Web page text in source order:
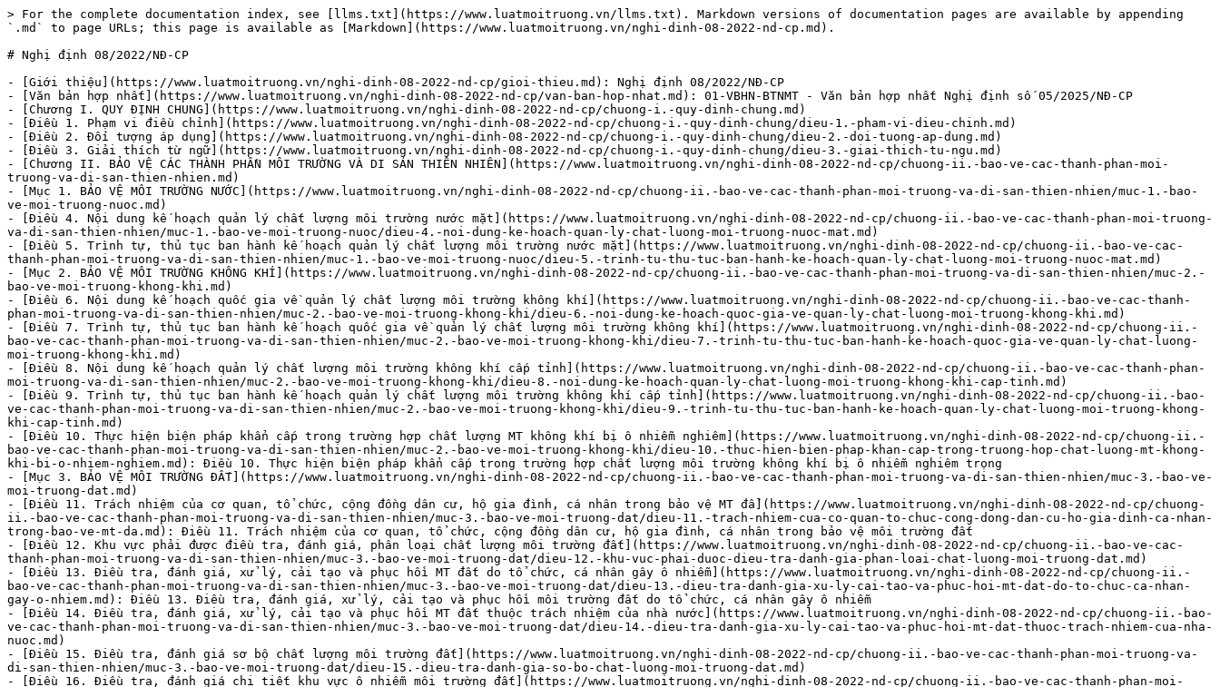
> For the complete documentation index, see [llms.txt](https://www.luatmoitruong.vn/llms.txt). Markdown versions of documentation pages are available by appending `.md` to page URLs; this page is available as [Markdown](https://www.luatmoitruong.vn/nghi-dinh-08-2022-nd-cp.md).

# Nghị định 08/2022/NĐ-CP

- [Giới thiệu](https://www.luatmoitruong.vn/nghi-dinh-08-2022-nd-cp/gioi-thieu.md): Nghị định 08/2022/NĐ-CP
- [Văn bản hợp nhất](https://www.luatmoitruong.vn/nghi-dinh-08-2022-nd-cp/van-ban-hop-nhat.md): 01-VBHN-BTNMT - Văn bản hợp nhất Nghị định số 05/2025/NĐ-CP
- [Chương I. QUY ĐỊNH CHUNG](https://www.luatmoitruong.vn/nghi-dinh-08-2022-nd-cp/chuong-i.-quy-dinh-chung.md)
- [Điều 1. Phạm vi điều chỉnh](https://www.luatmoitruong.vn/nghi-dinh-08-2022-nd-cp/chuong-i.-quy-dinh-chung/dieu-1.-pham-vi-dieu-chinh.md)
- [Điều 2. Đối tượng áp dụng](https://www.luatmoitruong.vn/nghi-dinh-08-2022-nd-cp/chuong-i.-quy-dinh-chung/dieu-2.-doi-tuong-ap-dung.md)
- [Điều 3. Giải thích từ ngữ](https://www.luatmoitruong.vn/nghi-dinh-08-2022-nd-cp/chuong-i.-quy-dinh-chung/dieu-3.-giai-thich-tu-ngu.md)
- [Chương II. BẢO VỆ CÁC THÀNH PHẦN MÔI TRƯỜNG VÀ DI SẢN THIÊN NHIÊN](https://www.luatmoitruong.vn/nghi-dinh-08-2022-nd-cp/chuong-ii.-bao-ve-cac-thanh-phan-moi-truong-va-di-san-thien-nhien.md)
- [Mục 1. BẢO VỆ MÔI TRƯỜNG NƯỚC](https://www.luatmoitruong.vn/nghi-dinh-08-2022-nd-cp/chuong-ii.-bao-ve-cac-thanh-phan-moi-truong-va-di-san-thien-nhien/muc-1.-bao-ve-moi-truong-nuoc.md)
- [Điều 4. Nội dung kế hoạch quản lý chất lượng môi trường nước mặt](https://www.luatmoitruong.vn/nghi-dinh-08-2022-nd-cp/chuong-ii.-bao-ve-cac-thanh-phan-moi-truong-va-di-san-thien-nhien/muc-1.-bao-ve-moi-truong-nuoc/dieu-4.-noi-dung-ke-hoach-quan-ly-chat-luong-moi-truong-nuoc-mat.md)
- [Điều 5. Trình tự, thủ tục ban hành kế hoạch quản lý chất lượng môi trường nước mặt](https://www.luatmoitruong.vn/nghi-dinh-08-2022-nd-cp/chuong-ii.-bao-ve-cac-thanh-phan-moi-truong-va-di-san-thien-nhien/muc-1.-bao-ve-moi-truong-nuoc/dieu-5.-trinh-tu-thu-tuc-ban-hanh-ke-hoach-quan-ly-chat-luong-moi-truong-nuoc-mat.md)
- [Mục 2. BẢO VỆ MÔI TRƯỜNG KHÔNG KHÍ](https://www.luatmoitruong.vn/nghi-dinh-08-2022-nd-cp/chuong-ii.-bao-ve-cac-thanh-phan-moi-truong-va-di-san-thien-nhien/muc-2.-bao-ve-moi-truong-khong-khi.md)
- [Điều 6. Nội dung kế hoạch quốc gia về quản lý chất lượng môi trường không khí](https://www.luatmoitruong.vn/nghi-dinh-08-2022-nd-cp/chuong-ii.-bao-ve-cac-thanh-phan-moi-truong-va-di-san-thien-nhien/muc-2.-bao-ve-moi-truong-khong-khi/dieu-6.-noi-dung-ke-hoach-quoc-gia-ve-quan-ly-chat-luong-moi-truong-khong-khi.md)
- [Điều 7. Trình tự, thủ tục ban hành kế hoạch quốc gia về quản lý chất lượng môi trường không khí](https://www.luatmoitruong.vn/nghi-dinh-08-2022-nd-cp/chuong-ii.-bao-ve-cac-thanh-phan-moi-truong-va-di-san-thien-nhien/muc-2.-bao-ve-moi-truong-khong-khi/dieu-7.-trinh-tu-thu-tuc-ban-hanh-ke-hoach-quoc-gia-ve-quan-ly-chat-luong-moi-truong-khong-khi.md)
- [Điều 8. Nội dung kế hoạch quản lý chất lượng môi trường không khí cấp tỉnh](https://www.luatmoitruong.vn/nghi-dinh-08-2022-nd-cp/chuong-ii.-bao-ve-cac-thanh-phan-moi-truong-va-di-san-thien-nhien/muc-2.-bao-ve-moi-truong-khong-khi/dieu-8.-noi-dung-ke-hoach-quan-ly-chat-luong-moi-truong-khong-khi-cap-tinh.md)
- [Điều 9. Trình tự, thủ tục ban hành kế hoạch quản lý chất lượng môi trường không khí cấp tỉnh](https://www.luatmoitruong.vn/nghi-dinh-08-2022-nd-cp/chuong-ii.-bao-ve-cac-thanh-phan-moi-truong-va-di-san-thien-nhien/muc-2.-bao-ve-moi-truong-khong-khi/dieu-9.-trinh-tu-thu-tuc-ban-hanh-ke-hoach-quan-ly-chat-luong-moi-truong-khong-khi-cap-tinh.md)
- [Điều 10. Thực hiện biện pháp khẩn cấp trong trường hợp chất lượng MT không khí bị ô nhiễm nghiêm](https://www.luatmoitruong.vn/nghi-dinh-08-2022-nd-cp/chuong-ii.-bao-ve-cac-thanh-phan-moi-truong-va-di-san-thien-nhien/muc-2.-bao-ve-moi-truong-khong-khi/dieu-10.-thuc-hien-bien-phap-khan-cap-trong-truong-hop-chat-luong-mt-khong-khi-bi-o-nhiem-nghiem.md): Điều 10. Thực hiện biện pháp khẩn cấp trong trường hợp chất lượng môi trường không khí bị ô nhiễm nghiêm trọng
- [Mục 3. BẢO VỆ MÔI TRƯỜNG ĐẤT](https://www.luatmoitruong.vn/nghi-dinh-08-2022-nd-cp/chuong-ii.-bao-ve-cac-thanh-phan-moi-truong-va-di-san-thien-nhien/muc-3.-bao-ve-moi-truong-dat.md)
- [Điều 11. Trách nhiệm của cơ quan, tổ chức, cộng đồng dân cư, hộ gia đình, cá nhân trong bảo vệ MT đấ](https://www.luatmoitruong.vn/nghi-dinh-08-2022-nd-cp/chuong-ii.-bao-ve-cac-thanh-phan-moi-truong-va-di-san-thien-nhien/muc-3.-bao-ve-moi-truong-dat/dieu-11.-trach-nhiem-cua-co-quan-to-chuc-cong-dong-dan-cu-ho-gia-dinh-ca-nhan-trong-bao-ve-mt-da.md): Điều 11. Trách nhiệm của cơ quan, tổ chức, cộng đồng dân cư, hộ gia đình, cá nhân trong bảo vệ môi trường đất
- [Điều 12. Khu vực phải được điều tra, đánh giá, phân loại chất lượng môi trường đất](https://www.luatmoitruong.vn/nghi-dinh-08-2022-nd-cp/chuong-ii.-bao-ve-cac-thanh-phan-moi-truong-va-di-san-thien-nhien/muc-3.-bao-ve-moi-truong-dat/dieu-12.-khu-vuc-phai-duoc-dieu-tra-danh-gia-phan-loai-chat-luong-moi-truong-dat.md)
- [Điều 13. Điều tra, đánh giá, xử lý, cải tạo và phục hồi MT đất do tổ chức, cá nhân gây ô nhiễm](https://www.luatmoitruong.vn/nghi-dinh-08-2022-nd-cp/chuong-ii.-bao-ve-cac-thanh-phan-moi-truong-va-di-san-thien-nhien/muc-3.-bao-ve-moi-truong-dat/dieu-13.-dieu-tra-danh-gia-xu-ly-cai-tao-va-phuc-hoi-mt-dat-do-to-chuc-ca-nhan-gay-o-nhiem.md): Điều 13. Điều tra, đánh giá, xử lý, cải tạo và phục hồi môi trường đất do tổ chức, cá nhân gây ô nhiễm
- [Điều 14. Điều tra, đánh giá, xử lý, cải tạo và phục hồi MT đất thuộc trách nhiệm của nhà nước](https://www.luatmoitruong.vn/nghi-dinh-08-2022-nd-cp/chuong-ii.-bao-ve-cac-thanh-phan-moi-truong-va-di-san-thien-nhien/muc-3.-bao-ve-moi-truong-dat/dieu-14.-dieu-tra-danh-gia-xu-ly-cai-tao-va-phuc-hoi-mt-dat-thuoc-trach-nhiem-cua-nha-nuoc.md)
- [Điều 15. Điều tra, đánh giá sơ bộ chất lượng môi trường đất](https://www.luatmoitruong.vn/nghi-dinh-08-2022-nd-cp/chuong-ii.-bao-ve-cac-thanh-phan-moi-truong-va-di-san-thien-nhien/muc-3.-bao-ve-moi-truong-dat/dieu-15.-dieu-tra-danh-gia-so-bo-chat-luong-moi-truong-dat.md)
- [Điều 16. Điều tra, đánh giá chi tiết khu vực ô nhiễm môi trường đất](https://www.luatmoitruong.vn/nghi-dinh-08-2022-nd-cp/chuong-ii.-bao-ve-cac-thanh-phan-moi-truong-va-di-san-thien-nhien/muc-3.-bao-ve-moi-truong-dat/dieu-16.-dieu-tra-danh-gia-chi-tiet-khu-vuc-o-nhiem-moi-truong-dat.md)
- [Điều 17. Xử lý, cải tạo và phục hồi môi trường](https://www.luatmoitruong.vn/nghi-dinh-08-2022-nd-cp/chuong-ii.-bao-ve-cac-thanh-phan-moi-truong-va-di-san-thien-nhien/muc-3.-bao-ve-moi-truong-dat/dieu-17.-xu-ly-cai-tao-va-phuc-hoi-moi-truong.md)
- [Điều 18. Kế hoạch xử lý, cải tạo và phục hồi khu vực ô nhiễm môi trường đất đặc biệt nghiêm trọng](https://www.luatmoitruong.vn/nghi-dinh-08-2022-nd-cp/chuong-ii.-bao-ve-cac-thanh-phan-moi-truong-va-di-san-thien-nhien/muc-3.-bao-ve-moi-truong-dat/dieu-18.-ke-hoach-xu-ly-cai-tao-va-phuc-hoi-khu-vuc-o-nhiem-moi-truong-dat-dac-biet-nghiem-trong.md)
- [Mục 4. BẢO VỆ MÔI TRƯỜNG DI SẢN THIÊN NHIÊN](https://www.luatmoitruong.vn/nghi-dinh-08-2022-nd-cp/chuong-ii.-bao-ve-cac-thanh-phan-moi-truong-va-di-san-thien-nhien/muc-4.-bao-ve-moi-truong-di-san-thien-nhien.md)
- [Điều 19. Tiêu chí, trình tự, thủ tục và thẩm quyền xác lập, công nhận di sản thiên nhiên khác quy đị](https://www.luatmoitruong.vn/nghi-dinh-08-2022-nd-cp/chuong-ii.-bao-ve-cac-thanh-phan-moi-truong-va-di-san-thien-nhien/muc-4.-bao-ve-moi-truong-di-san-thien-nhien/dieu-19.-tieu-chi-trinh-tu-thu-tuc-va-tham-quyen-xac-lap-cong-nhan-di-san-thien-nhien-khac-quy-di.md): Điều 19. Tiêu chí, trình tự, thủ tục và thẩm quyền xác lập, công nhận di sản thiên nhiên khác quy định tại Luật Bảo vệ môi trường
- [Điều 20. Trình tự, thủ tục và thẩm quyền đề cử công nhận di sản TN được tổ chức quốc tế công nhận](https://www.luatmoitruong.vn/nghi-dinh-08-2022-nd-cp/chuong-ii.-bao-ve-cac-thanh-phan-moi-truong-va-di-san-thien-nhien/muc-4.-bao-ve-moi-truong-di-san-thien-nhien/dieu-20.-trinh-tu-thu-tuc-va-tham-quyen-de-cu-cong-nhan-di-san-tn-duoc-to-chuc-quoc-te-cong-nhan.md): Điều 20. Trình tự, thủ tục và thẩm quyền đề cử công nhận di sản thiên nhiên được tổ chức quốc tế công nhận
- [Điều 21. Điều tra, đánh giá, quản lý và bảo vệ môi trường di sản thiên nhiên](https://www.luatmoitruong.vn/nghi-dinh-08-2022-nd-cp/chuong-ii.-bao-ve-cac-thanh-phan-moi-truong-va-di-san-thien-nhien/muc-4.-bao-ve-moi-truong-di-san-thien-nhien/dieu-21.-dieu-tra-danh-gia-quan-ly-va-bao-ve-moi-truong-di-san-thien-nhien.md)
- [Chương III. PHÂN VÙNG MT, ĐÁNH GIÁ MT CHIẾN LƯỢC, ĐÁNH GIÁ TÁC ĐỘNG MT, GIẤY PHÉP MT, ĐĂNG KÝ MT](https://www.luatmoitruong.vn/nghi-dinh-08-2022-nd-cp/chuong-iii.-phan-vung-mt-danh-gia-mt-chien-luoc-danh-gia-tac-dong-mt-giay-phep-mt-dang-ky-mt.md): Chương III. PHÂN VÙNG MÔI TRƯỜNG, ĐÁNH GIÁ MÔI TRƯỜNG CHIẾN LƯỢC, ĐÁNH GIÁ TÁC ĐỘNG MÔI TRƯỜNG, GIẤY PHÉP MÔI TRƯỜNG, ĐĂNG KÝ MÔI TRƯỜNG
- [Mục 1. PHÂN VÙNG MÔI TRƯỜNG, ĐÁNH GIÁ MÔI TRƯỜNG CHIẾN LƯỢC, ĐÁNH GIÁ TÁC ĐỘNG MÔI TRƯỜNG](https://www.luatmoitruong.vn/nghi-dinh-08-2022-nd-cp/chuong-iii.-phan-vung-mt-danh-gia-mt-chien-luoc-danh-gia-tac-dong-mt-giay-phep-mt-dang-ky-mt/muc-1.-phan-vung-moi-truong-danh-gia-moi-truong-chien-luoc-danh-gia-tac-dong-moi-truong.md)
- [Điều 22. Quy định chung về phân vùng môi trường](https://www.luatmoitruong.vn/nghi-dinh-08-2022-nd-cp/chuong-iii.-phan-vung-mt-danh-gia-mt-chien-luoc-danh-gia-tac-dong-mt-giay-phep-mt-dang-ky-mt/muc-1.-phan-vung-moi-truong-danh-gia-moi-truong-chien-luoc-danh-gia-tac-dong-moi-truong/dieu-22.-quy-dinh-chung-ve-phan-vung-moi-truong.md)
- [Điều 23. Xác định vùng bảo vệ nghiêm ngặt và vùng hạn chế phát thải](https://www.luatmoitruong.vn/nghi-dinh-08-2022-nd-cp/chuong-iii.-phan-vung-mt-danh-gia-mt-chien-luoc-danh-gia-tac-dong-mt-giay-phep-mt-dang-ky-mt/muc-1.-phan-vung-moi-truong-danh-gia-moi-truong-chien-luoc-danh-gia-tac-dong-moi-truong/dieu-23.-xac-dinh-vung-bao-ve-nghiem-ngat-va-vung-han-che-phat-thai.md)
- [Điều 24. Danh mục chiến lược phát triển ngà